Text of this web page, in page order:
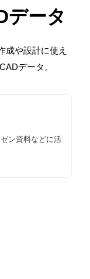
データ
成や設計に使え
データ。
ン資料などに活